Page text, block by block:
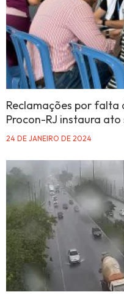
Reclamações por falta
Procon-RJ instaura
24 DE JANEIRO DE 2024